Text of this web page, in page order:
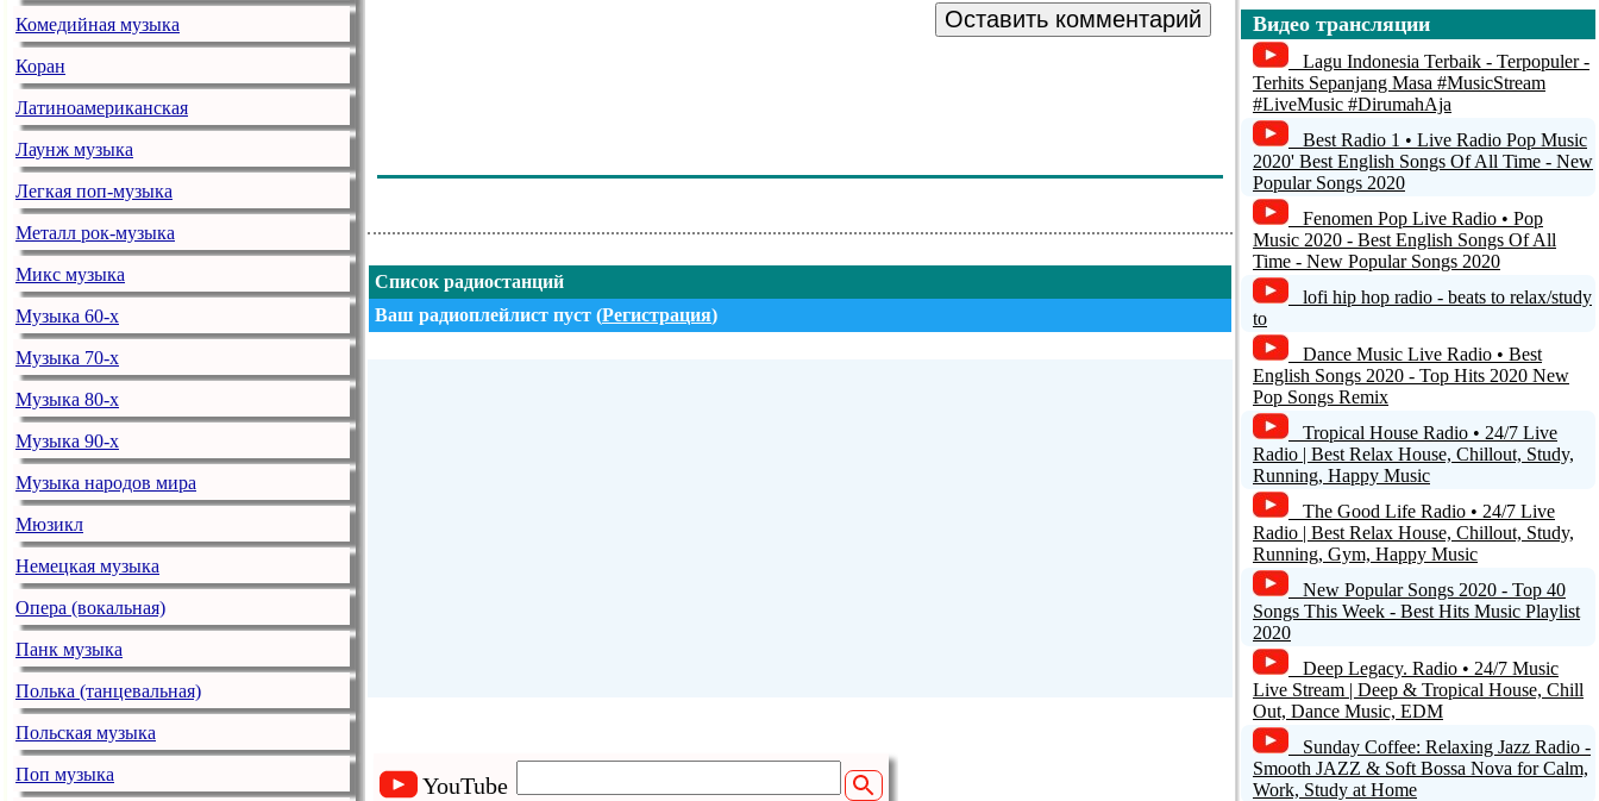
Комедийная музыка
Коран
Латиноамериканская
Лаунж музыка
Легкая поп-музыка
Металл рок-музыка
Микс музыка
Музыка 60-х
Музыка 70-х
Музыка 80-х
Музыка 90-х
Музыка народов мира
Мюзикл
Немецкая музыка
Опера (вокальная)
Панк музыка
Полька (танцевальная)
Польская музыка
Поп музыка
Оставить комментарий
Список радиостанций
Ваш радиоплейлист пуст (Регистрация)
YouTube
-
Naxi Planeta Radio
4CRB
Yahaya Stream
Видео трансляции
Lagu Indonesia Terbaik - Terpopuler -
Terhits Sepanjang Masa #MusicStream
#LiveMusic #DirumahAja
Best Radio 1 • Live Radio Pop Music
2020' Best English Songs Of All Time - New
Popular Songs 2020
Fenomen Pop Live Radio • Pop
Music 2020 - Best English Songs Of All
Time - New Popular Songs 2020
lofi hip hop radio - beats to relax/study
to
Dance Music Live Radio • Best
English Songs 2020 - Top Hits 2020 New
Pop Songs Remix
Tropical House Radio • 24/7 Live
Radio | Best Relax House, Chillout, Study,
Running, Happy Music
The Good Life Radio • 24/7 Live
Radio | Best Relax House, Chillout, Study,
Running, Gym, Happy Music
New Popular Songs 2020 - Top 40
Songs This Week - Best Hits Music Playlist
2020
Deep Legacy. Radio • 24/7 Music
Live Stream | Deep & Tropical House, Chill
Out, Dance Music, EDM
Sunday Coffee: Relaxing Jazz Radio -
Smooth JAZZ & Soft Bossa Nova for Calm,
Work, Study at Home